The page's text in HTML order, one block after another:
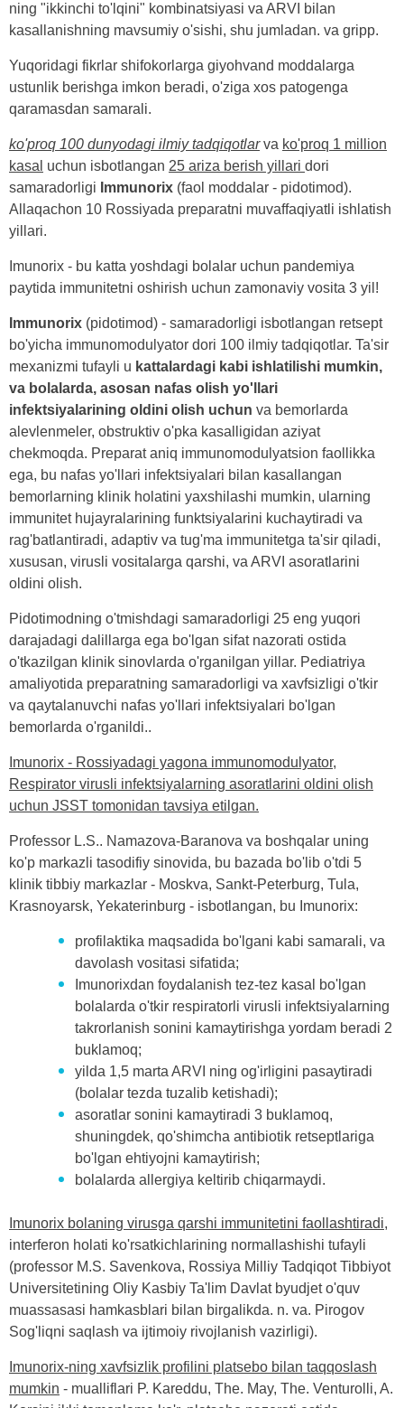
ning "ikkinchi to'lqini" kombinatsiyasi va ARVI bilan
kasallanishning mavsumiy o'sishi, shu jumladan. va gripp.
Yuqoridagi fikrlar shifokorlarga giyohvand moddalarga
ustunlik berishga imkon beradi, o'ziga xos patogenga
qaramasdan samarali.
ko'proq 100 dunyodagi ilmiy tadqiqotlarva ko'proq 1 million
kasal uchun isbotlangan 25 ariza berish yillari dori
samaradorligi Immunorix (faol moddalar - pidotimod).
Allaqachon 10 Rossiyada preparatni muvaffaqiyatli ishlatish
yillari.
Imunorix - bu katta yoshdagi bolalar uchun pandemiya
paytida immunitetni oshirish uchun zamonaviy vosita 3 yil!
Immunorix (pidotimod) - samaradorligi isbotlangan retsept
bo'yicha immunomodulyator dori 100 ilmiy tadqiqotlar. Ta'sir
mexanizmi tufayli u kattalardagi kabi ishlatilishi mumkin,
va bolalarda, asosan nafas olish yo'llari
infektsiyalarining oldini olish uchun va bemorlarda
alevlenmeler, obstruktiv o'pka kasalligidan aziyat
chekmoqda. Preparat aniq immunomodulyatsion faollikka
ega, bu nafas yo'llari infektsiyalari bilan kasallangan
bemorlarning klinik holatini yaxshilashi mumkin, ularning
immunitet hujayralarining funktsiyalarini kuchaytiradi va
rag'batlantiradi, adaptiv va tug'ma immunitetga ta'sir qiladi,
xususan, virusli vositalarga qarshi, va ARVI asoratlarini
oldini olish.
Pidotimodning o'tmishdagi samaradorligi 25 eng yuqori
darajadagi dalillarga ega bo'lgan sifat nazorati ostida
o'tkazilgan klinik sinovlarda o'rganilgan yillar. Pediatriya
amaliyotida preparatning samaradorligi va xavfsizligi o'tkir
va qaytalanuvchi nafas yo'llari infektsiyalari bo'lgan
bemorlarda o'rganildi..
Imunorix - Rossiyadagi yagona immunomodulyator,
Respirator virusli infektsiyalarning asoratlarini oldini olish
uchun JSST tomonidan tavsiya etilgan.
Professor L.S.. Namazova-Baranova va boshqalar uning
ko'p markazli tasodifiy sinovida, bu bazada bo'lib o'tdi 5
klinik tibbiy markazlar - Moskva, Sankt-Peterburg, Tula,
Krasnoyarsk, Yekaterinburg - isbotlangan, bu Imunorix:
profilaktika maqsadida bo'lgani kabi samarali, va
davolash vositasi sifatida;
Imunorixdan foydalanish tez-tez kasal bo'lgan
bolalarda o'tkir respiratorli virusli infektsiyalarning
takrorlanish sonini kamaytirishga yordam beradi 2
buklamoq;
yilda 1,5 marta ARVI ning og'irligini pasaytiradi
(bolalar tezda tuzalib ketishadi);
asoratlar sonini kamaytiradi 3 buklamoq,
shuningdek, qo'shimcha antibiotik retseptlariga
bo'lgan ehtiyojni kamaytirish;
bolalarda allergiya keltirib chiqarmaydi.
Imunorix bolaning virusga qarshi immunitetini faollashtiradi,
interferon holati ko'rsatkichlarining normallashishi tufayli
(professor M.S. Savenkova, Rossiya Milliy Tadqiqot Tibbiyot
Universitetining Oliy Kasbiy Ta'lim Davlat byudjet o'quv
muassasasi hamkasblari bilan birgalikda. n. va. Pirogov
Sog'liqni saqlash va ijtimoiy rivojlanish vazirligi).
Imunorix-ning xavfsizlik profilini platsebo bilan taqqoslash
mumkin - mualliflari P. Kareddu, The. May, The. Venturolli, A.